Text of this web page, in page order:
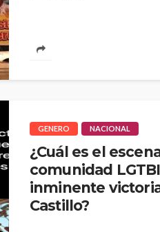
Palacio de Justicia en Cercado
GENERO NACIONAL
¿Cuál es el
comunidad
inminente
Castillo?
1.11K
El público
peruano